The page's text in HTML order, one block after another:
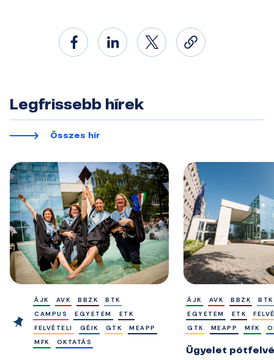
Legfrissebb hírek
Összes hír
ÁJK AVK BBZK
BTK
CAMPUS
EGYETEM
ETK
FELVÉTELI
GÉIK GTK
MEAPP
MFK
OKTATÁS
ÁJK AVK BBZK
BTK
EGYETEM
ETK
GTK
MEAPP MFK
Ügyelet